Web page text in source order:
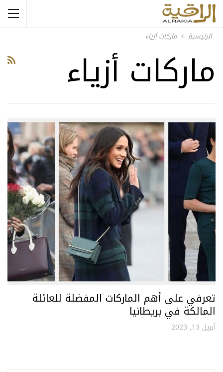
الرئيسية ماركات أزياء
ماركات أزياء
تعرفي على أهم الماركات المفضلة للعائلة
المالكة في بريطانيا
أبريل 13, 2023